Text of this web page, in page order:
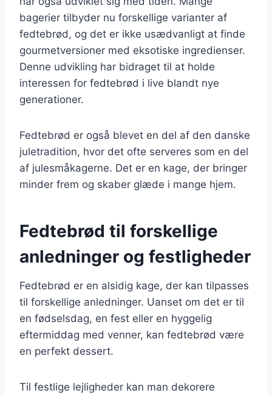
bagerier tilbyder nu forskellige varianter af
fedtebrød, og det er ikke usædvanligt at finde
gourmetversioner med eksotiske ingredienser.
Denne udvikling har bidraget til at holde
interessen for fedtebrød i live blandt nye
generationer.
Fedtebrød er også blevet en del af den danske
juletradition, hvor det ofte serveres som en del
af julesmåkagerne. Det er en kage, der bringer
minder frem og skaber glæde i mange hjem.
Fedtebrød til forskellige
anledninger og festligheder
Fedtebrød er en alsidig kage, der kan tilpasses
til forskellige anledninger. Uanset om det er til
en fødselsdag, en fest eller en hyggelig
eftermiddag med venner, kan fedtebrød være
en perfekt dessert.
Til festlige lejligheder kan man dekorere